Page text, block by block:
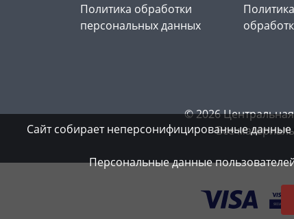
Политика обработки
персональных данных
© 2026
Все
Сайт собирает неперсонифицированные данные
Персональные данные